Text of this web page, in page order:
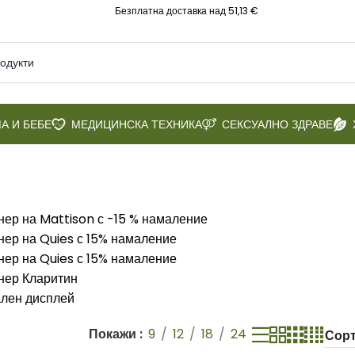
Безплатна доставка над 51,13 €
И БЕБЕ МЕДИЦИНСКА ТЕХНИКА СЕКСУАЛНО ЗДРАВЕ
Покажи 9 12 18 24